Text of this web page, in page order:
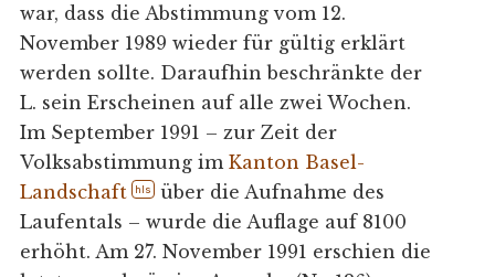
war, dass die Abstimmung vom 12.
November 1989 wieder für gültig erklärt
werden sollte. Daraufhin beschränkte der
L. sein Erscheinen auf alle zwei Wochen.
Im September 1991 – zur Zeit der
Volksabstimmung im Kanton Basel-
Landschaft
hls über die Aufnahme des
Laufentals – wurde die Auflage auf 8100
erhöht. Am 27. November 1991 erschien die